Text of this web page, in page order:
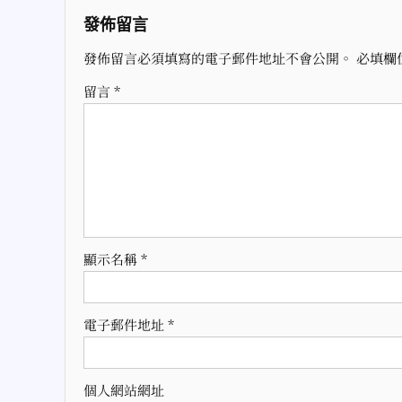
導
覽
發佈留言
發佈留言必須填寫的電子郵件地址不會公開。 必填欄
留言 *
顯示名稱*
電子郵件地址 *
個人網站網址